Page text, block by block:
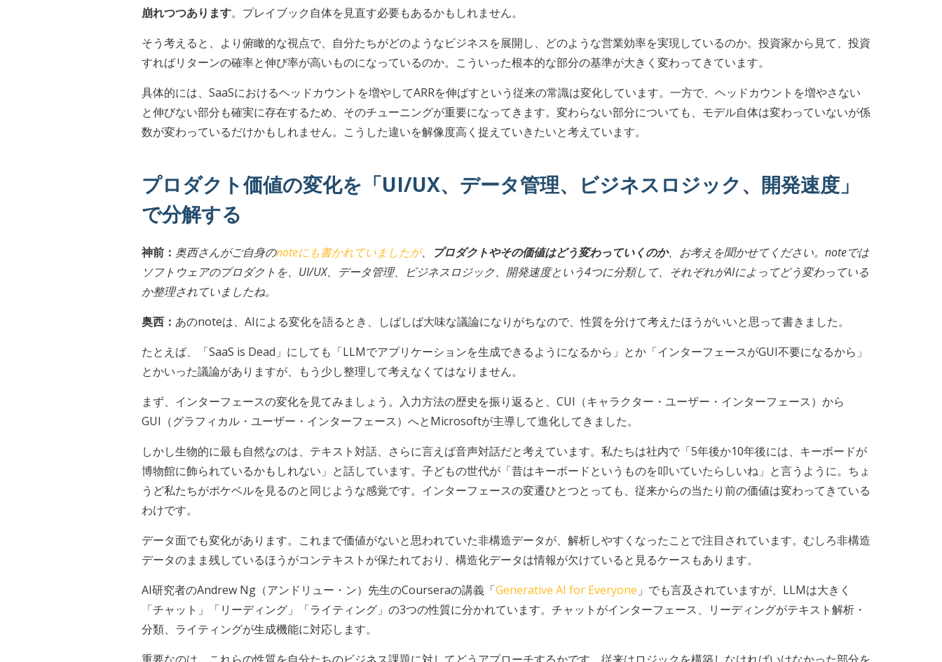
崩れつつあります。プレイブック自体を見直す必要もあるかもしれません。
そう考えると、より俯瞰的な視点で、自分たちがどのようなビジネスを展開し、どのような営業効率を実現しているのか。投資家から見て、投資
すればリターンの確率と伸び率が高いものになっているのか。こういった根本的な部分の基準が大きく変わってきています。
具体的には、SaaSにおけるヘッドカウントを増やしてARRを伸ばすという従来の常識は変化しています。一方で、ヘッドカウントを増やさない
と伸びない部分も確実に存在するため、そのチューニングが重要になってきます。変わらない部分についても、モデル自体は変わっていないが係
数が変わっているだけかもしれません。こうした違いを解像度高く捉えていきたいと考えています。
プロダクト価値の変化を「UI/UX、データ管理、ビジネスロジック、開発速度」
で分解する
神前： 奥西さんがご自身のnoteにも書かれていましたが、 プロダクトやその価値はどう変わっていくのか、お考えを聞かせてください。noteでは
ソフトウェアのプロダクトを、UI/UX、データ管理、ビジネスロジック、開発速度という4つに分類して、それぞれがAIによってどう変わっている
か整理されていましたね。
奥西： あのnoteは、AIによる変化を語るとき、しばしば大味な議論になりがちなので、性質を分けて考えたほうがいいと思って書きました。
たとえば、「SaaS is Dead」にしても「LLMでアプリケーションを生成できるようになるから」とか「インターフェースがGUI不要になるから」
とかいった議論がありますが、もう少し整理して考えなくてはなりません。
まず、インターフェースの変化を見てみましょう。入力方法の歴史を振り返ると、CUI（キャラクター・ユーザー・インターフェース）から
GUI（グラフィカル・ユーザー・インターフェース）へとMicrosoftが主導して進化してきました。
しかし生物的に最も自然なのは、テキスト対話、さらに言えば音声対話だと考えています。私たちは社内で「5年後か10年後には、キーボードが
博物館に飾られているかもしれない」と話しています。子どもの世代が「昔はキーボードというものを叩いていたらしいね」と言うように。ちょ
うど私たちがポケベルを見るのと同じような感覚です。インターフェースの変遷ひとつとっても、従来からの当たり前の価値は変わってきている
わけです。
データ面でも変化があります。これまで価値がないと思われていた非構造データが、解析しやすくなったことで注目されています。むしろ非構造
データのまま残しているほうがコンテキストが保たれており、構造化データは情報が欠けていると見るケースもあります。
AI研究者のAndrew Ng（アンドリュー・ン）先生のCourseraの講義「Generative AI for Everyone 」でも言及されていますが、LLMは大きく
「チャット」「リーディング」「ライティング」の3つの性質に分かれています。チャットがインターフェース、リーディングがテキスト解析・
分類、ライティングが生成機能に対応します。